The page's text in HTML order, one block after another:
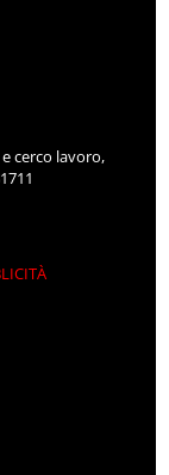
cerco lavoro,